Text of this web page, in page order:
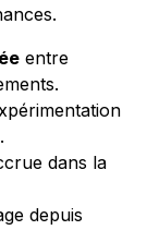
entre
dans la
depuis